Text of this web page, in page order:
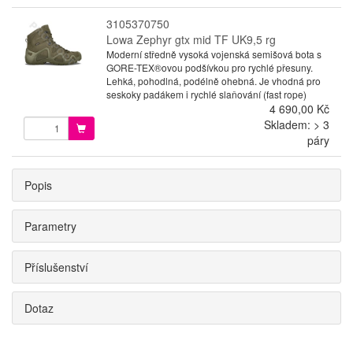
3105370750
Lowa Zephyr gtx mid TF UK9,5 rg
Moderní středně vysoká vojenská semišová bota s
GORE-TEX®ovou podšívkou pro rychlé přesuny.
Lehká, pohodlná, podélně ohebná. Je vhodná pro
seskoky padákem i rychlé slaňování (fast rope)
4 690,00 Kč
Skladem: > 3
páry
Popis
Parametry
Příslušenství
Dotaz